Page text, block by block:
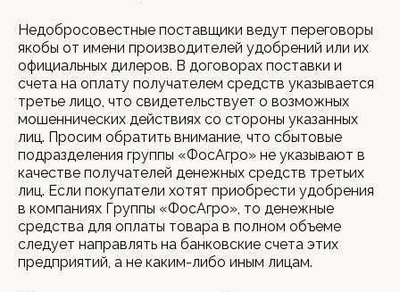
Недобросовестные поставщики ведут переговоры
якобы от имени производителей удобрений или их
официальных дилеров. В договорах поставки и
счета на оплату получателем средств указывается
третье лицо, что свидетельствует о возможных
мошеннических действиях со стороны указанных
лиц. Просим обратить внимание, что сбытовые
подразделения группы «ФосАгро» не указывают в
качестве получателей денежных средств третьих
лиц. Если покупатели хотят приобрести удобрения
в компаниях Группы «ФосАгро», то денежные
средства для оплаты товара в полном объеме
следует направлять на банковские счета этих
предприятий, а не каким-либо иным лицам.